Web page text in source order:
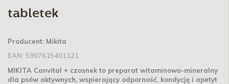
tabletek
Producent: Mikita
EAN: 5907615401121
MIKITA Canvital + czosnek to preparat witaminowo-mineralny
dla psów aktywnych, wspierający odporność, kondycję i apetyt